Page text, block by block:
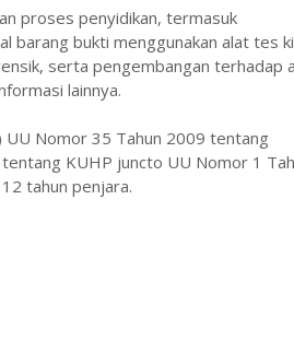
proses penyidikan, termasuk
barang bukti menggunakan alat tes
serta pengembangan terhadap
lainnya.
Nomor 35 Tahun 2009 tentang
KUHP juncto UU Nomor 1
tahun penjara.